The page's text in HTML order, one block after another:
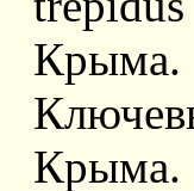
Крыма.
Крыма.